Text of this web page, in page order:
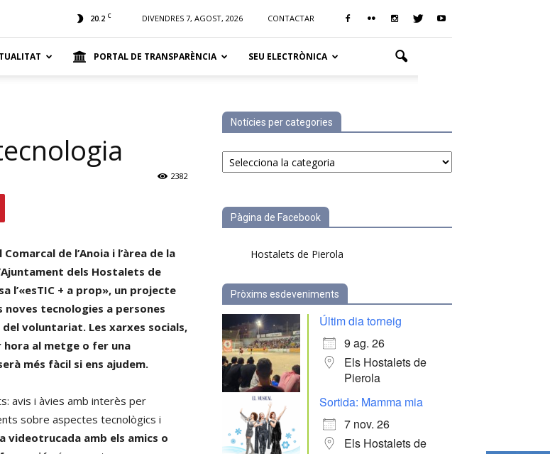
20.2 C DIVENDRES 7, AGOST, 2026 CONTACTAR
PORTAL DE TRANSPARÈNCIA SEU ELECTRÒNICA
2382
de l’Anoia i l’àrea de la
dels Hostalets de
l’«esTIC + a prop», un projecte
noves tecnologies a persones
voluntariat. Les xarxes socials,
hora al metge o fer una
més fàcil si ens ajudem.
avis i àvies amb interès per
sobre aspectes tecnològics i
videotrucada amb els amics o
Notícies per categories
Notícies
per
Pàgina de Facebook
Hostalets de Pierola
Pròxims esdeveniments
Últim dia torneig
9 ag. 26
Els Hostalets de
Pierola
Sortida: Mamma mia
7 nov. 26
Els Hostalets de